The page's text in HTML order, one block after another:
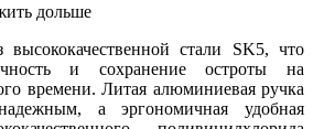
дольше
стали SK5, что
и сохранение остроты на
времени. Литая алюминиевая ручка
а эргономичная удобная